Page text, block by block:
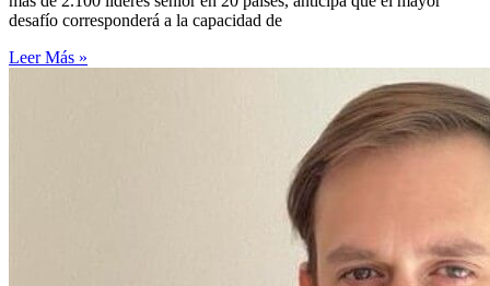
desafío corresponderá a la capacidad de
Leer Más »